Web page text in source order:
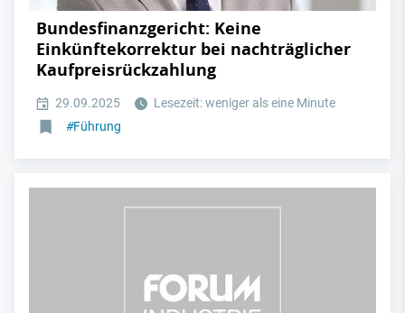
Bundesfinanzgericht: Keine
Einkünftekorrektur bei nachträglicher
Kaufpreisrückzahlung
29.09.2025
Lesezeit: weniger als eine Minute
#Führung